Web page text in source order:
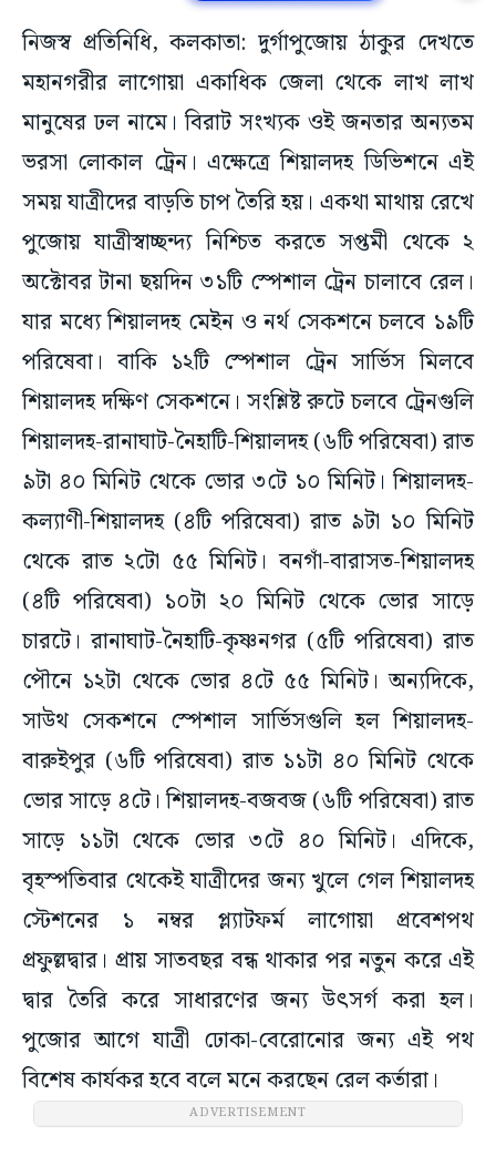
নিজস্ব প্রতিনিধি, কলকাতা: দুর্গাপুজোয় ঠাকুর দেখতে
মহানগরীর লাগোয়া একাধিক জেলা থেকে লাখ লাখ
মানুষের ঢল নামে। বিরাট সংখ্যক ওই জনতার অন্যতম
ভরসা লোকাল ট্রেন। এক্ষেত্রে শিয়ালদহ ডিভিশনে এই
সময় যাত্রীদের বাড়তি চাপ তৈরি হয়। একথা মাথায় রেখে
পুজোয় যাত্রীস্বাচ্ছন্দ্য নিশ্চিত করতে সপ্তমী থেকে ২
অক্টোবর টানা ছয়দিন ৩১টি স্পেশাল ট্রেন চালাবে রেল।
যার মধ্যে শিয়ালদহ মেইন ও নর্থ সেকশনে চলবে ১৯টি
পরিষেবা। বাকি ১২টি স্পেশাল ট্রেন সার্ভিস মিলবে
শিয়ালদহ দক্ষিণ সেকশনে। সংশ্লিষ্ট রুটে চলবে ট্রেনগুলি
শিয়ালদহ-রানাঘাট-নৈহাটি-শিয়ালদহ (৬টি পরিষেবা) রাত
৯টা ৪০ মিনিট থেকে ভোর ৩টে ১০ মিনিট। শিয়ালদহ-
কল্যাণী-শিয়ালদহ (৪টি পরিষেবা) রাত ৯টা ১০ মিনিট
থেকে রাত ২টো ৫৫ মিনিট। বনগাঁ-বারাসত-শিয়ালদহ
(৪টি পরিষেবা) ১০টা ২০ মিনিট থেকে ভোর সাড়ে
চারটে। রানাঘাট-নৈহাটি-কৃষ্ণনগর (৫টি পরিষেবা) রাত
পৌনে ১২টা থেকে ভোর ৪টে ৫৫ মিনিট। অন্যদিকে,
সাউথ সেকশনে স্পেশাল সার্ভিসগুলি হল শিয়ালদহ-
বারুইপুর (৬টি পরিষেবা) রাত ১১টা ৪০ মিনিট থেকে
ভোর সাড়ে ৪টে। শিয়ালদহ-বজবজ (৬টি পরিষেবা) রাত
সাড়ে ১১টা থেকে ভোর ৩টে ৪০ মিনিট। এদিকে,
বৃহস্পতিবার থেকেই যাত্রীদের জন্য খুলে গেল শিয়ালদহ
স্টেশনের ১ নম্বর প্ল্যাটফর্ম লাগোয়া প্রবেশপথ
প্রফুল্লদ্বার। প্রায় সাতবছর বন্ধ থাকার পর নতুন করে এই
দ্বার তৈরি করে সাধারণের জন্য উৎসর্গ করা হল।
পুজোর আগে যাত্রী ঢোকা-বেরোনোর জন্য এই পথ
বিশেষ কার্যকর হবে বলে মনে করছেন রেল কর্তারা।
ADVERTISEMENT